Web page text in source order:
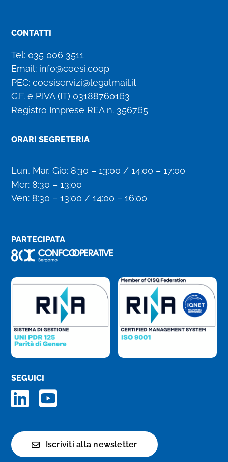
CONTATTI
Tel: 035 006 3511
Email: info@coesi.coop
PEC:coesiservizi@legalmail.it
C.F. e P.IVA (IT) 03188760163
Registro Imprese REA n. 356765
ORARI SEGRETERIA
Lun, Mar, Gio: 8:30 – 13:00 / 14:00 – 17:00
Mer: 8:30 – 13:00
Ven: 8:30 – 13:00 / 14:00 – 16:00
PARTECIPATA
SEGUICI
Iscriviti alla newsletter